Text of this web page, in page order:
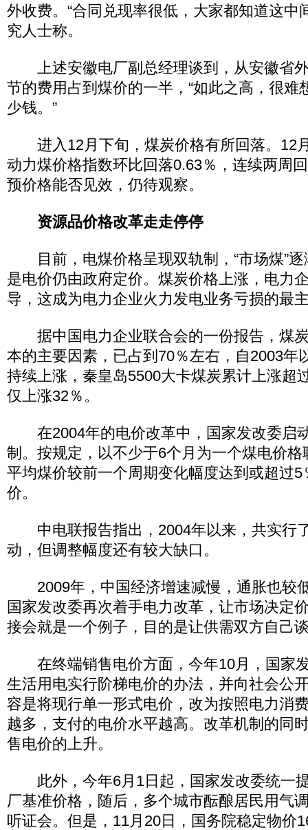
外收费。“合同兑现率很低，大家都知道这中
究人士称。
上述安徽电厂副总经理谈到，从安徽省
节的费用占到煤价的一半，“如此之高，很难
少钱。”
进入12月下旬，煤炭价格有所回落。12
动力煤价格指数环比回落0.63％，连续两周
预价格能否见效，仍待观察。
资源品价格改革走走停停
目前，电煤价格呈现双轨制，“市场煤”逐
是电价仍由政府定价。煤炭价格上涨，电力
导，这成为电力企业火力发电业务亏损的最
据中国电力企业联合会的一份报告，煤
本的主要因素，已占到70％左右，自2003年
持续上涨，秦皇岛5500大卡煤炭累计上涨超
仅上涨32％。
在2004年的电价改革中，国家发改委启
制。按规定，以不少于6个月为一个煤电价
平均煤价较前一个周期变化幅度达到或超过
价。
中电联报告指出，2004年以来，共实行
动，但调整幅度还有较大缺口。
2009年，中国经济增速减慢，通胀也较
国家发改委再次着手电力改革，让市场决定
接会就是一个例子，目的是让供需双方自己
在终端销售电价方面，今年10月，国家
生活用电实行阶梯电价的办法，并向社会公
容是将现行单一形式电价，改为按照电力消
越多，支付的电价水平越高。改革机制的同
售电价的上升。
此外，今年6月1日起，国家发改委统一
厂基准价格，随后，多个城市酝酿居民用气
听证会。但是，11月20日，国务院稳定物价